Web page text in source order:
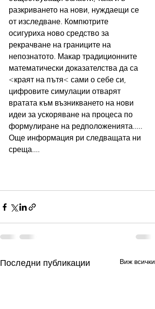
разкриването на нови, нуждаещи се
от изследване. Компютрите
осигуриха ново средство за
рекрачване на границите на
непознатото. Макар традиционните
математически доказателства да са
<краят на пътя< сами о себе си,
цифровите симулации отварят
вратата към възникването на нови
идеи за ускоряване на процеса по
формулиране на редположенията.....
Още информация ри следващата ни
среща....
Последни публикации Виж всички